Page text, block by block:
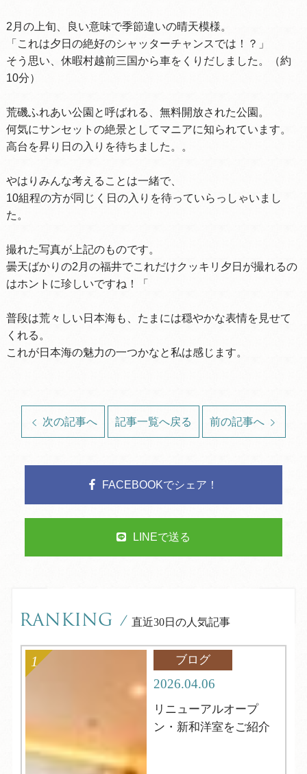
2月の上旬、良い意味で季節違いの晴天模様。
「これは夕日の絶好のシャッターチャンスでは！？」
そう思い、休暇村越前三国から車をくりだしました。（約
10分）
荒磯ふれあい公園と呼ばれる、無料開放された公園。
何気にサンセットの絶景としてマニアに知られています。
高台を昇り日の入りを待ちました。。
やはりみんな考えることは一緒で、
10組程の方が同じく日の入りを待っていらっしゃいまし
た。
撮れた写真が上記のものです。
曇天ばかりの2月の福井でこれだけクッキリ夕日が撮れるの
はホントに珍しいですね！「
普段は荒々しい日本海も、たまには穏やかな表情を見せて
くれる。
これが日本海の魅力の一つかなと私は感じます。
次の記事へ 記事一覧へ戻る 前の記事へ
FACEBOOKでシェア！
LINEで送る
RANKING / 直近30日の人気記事
ブログ
2026.04.06
リニューアルオープ
ン・新和洋室をご紹介